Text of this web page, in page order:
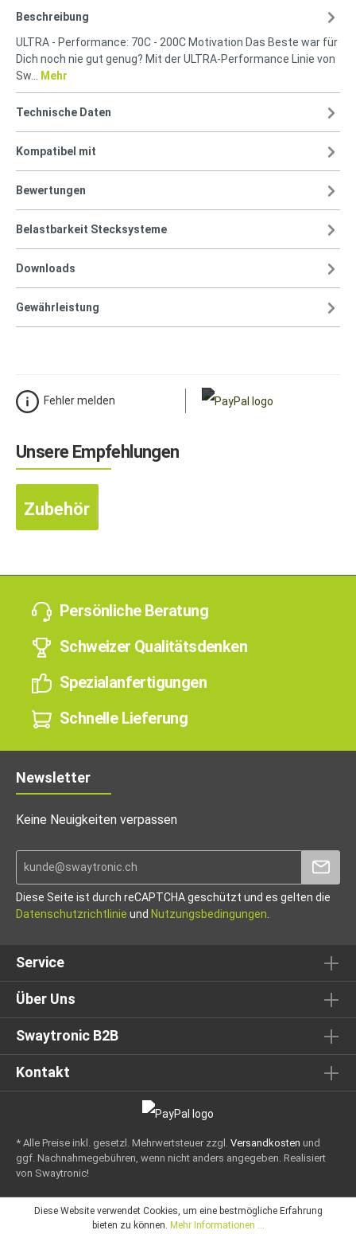
Beschreibung
ULTRA - Performance: 70C - 200C Motivation Das Beste war für
Dich noch nie gut genug? Mit der ULTRA-Performance Linie von
Sw…
Mehr
Technische Daten
Kompatibel mit
Bewertungen
Belastbarkeit Stecksysteme
Downloads
Gewährleistung
Fehler melden
Unsere Empfehlungen
Zubehör
Persönliche Beratung
Schweizer Qualitätsdenken
Spezialanfertigungen
Schnelle Lieferung
Newsletter
Keine Neuigkeiten verpassen
Diese Seite ist durch reCAPTCHA geschützt und es gelten die
Datenschutzrichtlinie und Nutzungsbedingungen
Service
Über Uns
Swaytronic B2B
Kontakt
* Alle Preise inkl. gesetzl. Mehrwertsteuer zzgl. Versandkosten und
ggf. Nachnahmegebühren, wenn nicht anders angegeben. Realisiert
von Swaytronic!
Diese Website verwendet Cookies, um eine bestmögliche Erfahrung
bieten zu können. Mehr Informationen ...